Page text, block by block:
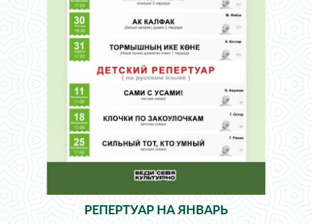
РЕПЕРТУАР НА ЯНВАРЬ